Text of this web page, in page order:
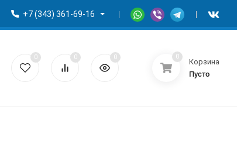
+7 (343) 361-69-16
0 0 0 0
Корзина
Пусто